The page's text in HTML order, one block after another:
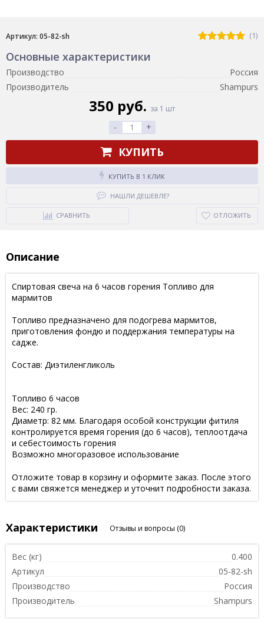
Артикул: 05-82-sh (1)
Основные характеристики
Производство
Россия
Производитель
Shampurs
350 руб. за 1 шт
- +
КУПИТЬ
КУПИТЬ В 1 КЛИК
НАШЛИ ДЕШЕВЛЕ?
СРАВНИТЬ ОТЛОЖИТЬ
Описание
Спиртовая свеча на 6 часов горения Топливо для
мармитов
Топливо предназначено для подогрева мармитов,
приготовления фондю и поддержания температуры на
садже.
Состав: Диэтиленгликоль
Топливо 6 часов
Вес: 240 гр.
Диаметр: 82 мм. Благодаря особой конструкции фитиля
контролируется время горения (до 6 часов), теплоотдача
и себестоимость горения
Возможно многоразовое использование
Отложите товар в корзину и оформите заказ. После этого
с вами свяжется менеджер и уточнит подробности заказа.
Характеристики Отзывы и вопросы (0)
Вес (кг)
0.400
Артикул
05-82-sh
Производство
Россия
Производитель
Shampurs